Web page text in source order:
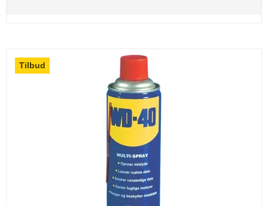
Tilbud